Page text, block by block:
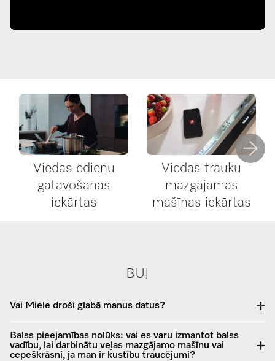
Viedās ēdienu
gatavošanas
iekārtas
Viedās trauku
mazgājamās
mašīnas iekārtas
BUJ
Vai Miele droši glabā manus datus?
Balss pieejamības nolūks: vai es varu izmantot balss
vadību, lai darbinātu veļas mazgājamo mašīnu vai
cepeškrāsni, ja man ir kustību traucējumi?